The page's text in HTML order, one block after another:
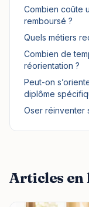
Combien coûte
remboursé ?
Quels métiers
Combien de
réorientation ?
Peut-on
diplôme
Oser réinventer
Articles en